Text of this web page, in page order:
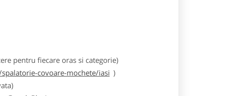
pentru fiecare oras si categorie)
covoare-mochete/iasi )